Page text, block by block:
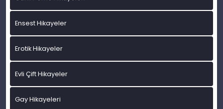
Ensest Hikayeler
Erotik Hikayeler
Evli Çift Hikayeler
Gay Hikayeleri